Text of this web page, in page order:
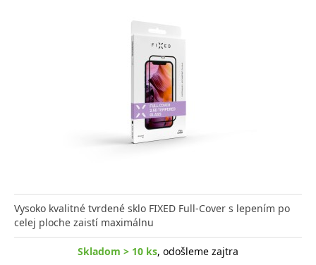
Vysoko kvalitné tvrdené sklo FIXED Full-Cover s lepením po
celej ploche zaistí maximálnu
Skladom > 10 ks, odošleme zajtra